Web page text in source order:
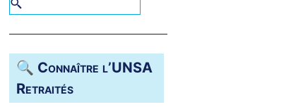
🔍 Connaître l’UNSA
Retraités